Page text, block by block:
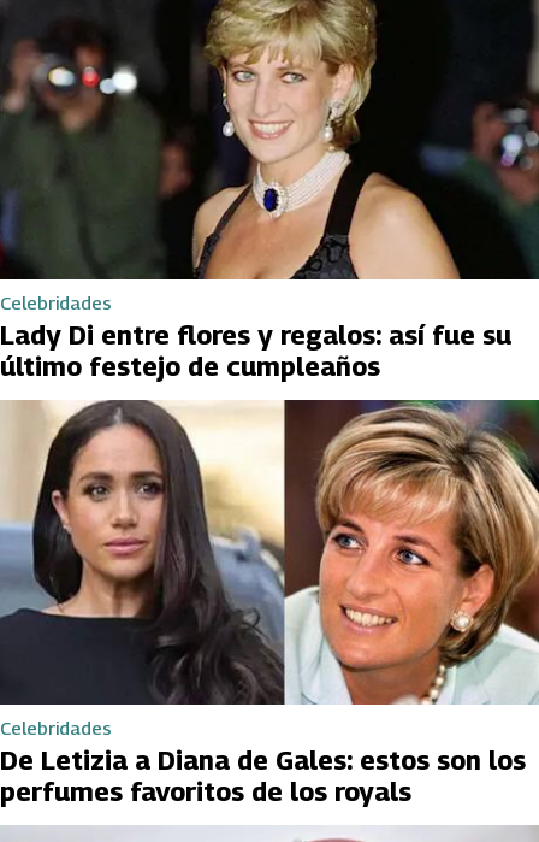
Celebridades
Lady Di entre flores y regalos: así fue su
último festejo de cumpleaños
Celebridades
De Letizia a Diana de Gales: estos son los
perfumes favoritos de los royals